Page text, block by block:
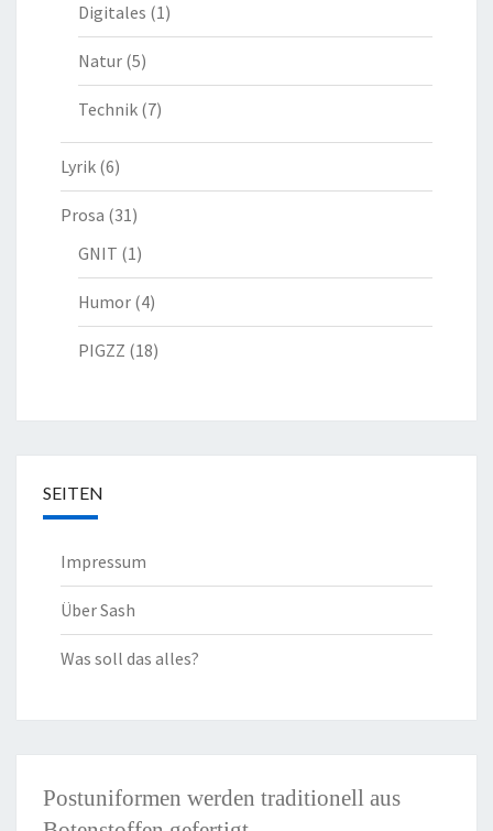
Digitales (1)
Natur (5)
Technik (7)
Lyrik (6)
Prosa (31)
GNIT (1)
Humor (4)
PIGZZ (18)
SEITEN
Impressum
Über Sash
Was soll das alles?
Postuniformen werden traditionell aus